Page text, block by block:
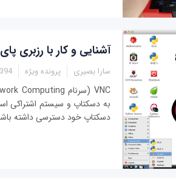
آشنایی و کار با
سارا بصیری پرونده ویژه
به دسکتاپ و سیستم اشتراکی
دسکتاپ خود دسترسی داشته